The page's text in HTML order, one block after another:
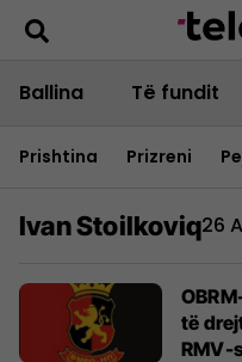
Ballina Të fundit
Prishtina Prizreni
Ivan Stoilkoviq26
të
RMV-